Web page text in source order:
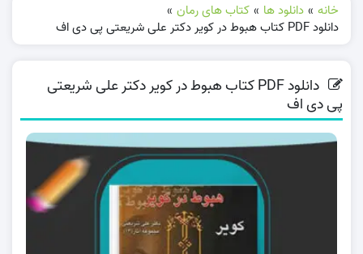
خانه » دانلود ها » کتاب های رمان »
دانلود PDF کتاب هبوط در کویر دکتر علی شریعتی پی دی اف
دانلود PDF کتاب هبوط در کویر دکتر علی شریعتی
پی دی اف